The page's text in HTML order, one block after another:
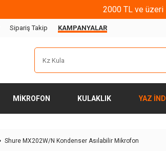
2000 TL ve
Sipariş Takip KAMPANYALAR
MIKROFON KULAKLIK YAZ
Shure MX202W/N Kondenser Asılabilir Mikrofon